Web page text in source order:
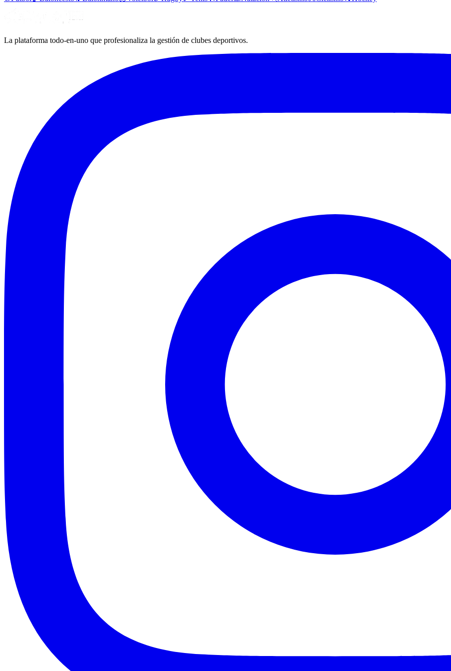
La plataforma todo-en-uno que profesionaliza la gestión de clubes deportivos.